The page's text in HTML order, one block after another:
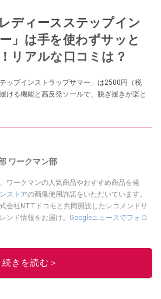
ディースステップイン
」は手を使わずサッと
リアルな口コミは？
ップインストラップサマー」は2500円（税
ける機能と高反発ソールで、脱ぎ履きが楽と
ワークマン部
ワークマンの人気商品やおすすめ商品を発
ストアの画像使用許諾をいただいています。
会社NTTドコモと共同開設したレコメンドサ
ンド情報をお届け。 Googleニュースでフォロ
このイチオシストの他の記事を読む
続きを読む＞